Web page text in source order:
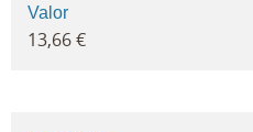
Valor
13,66 €